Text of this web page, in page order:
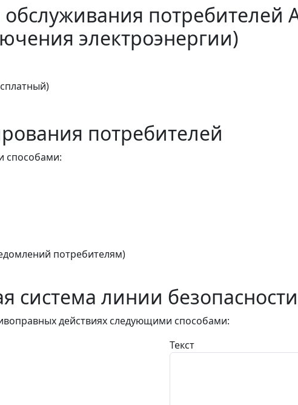
потребителей
электроэнергии)
потребителей
способами:
потребителям)
система линии безопасности
действиях следующими способами:
Текст